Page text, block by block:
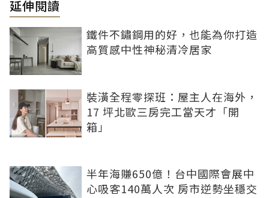
延伸閱讀
鐵件不鏽鋼用的好，也能為你打造
高質感中性神秘清冷居家
裝潢全程零探班：屋主人在海外，
17 坪北歐三房完工當天才「開
箱」
半年海賺650億！台中國際會展中
心吸客140萬人次 房市逆勢坐穩交